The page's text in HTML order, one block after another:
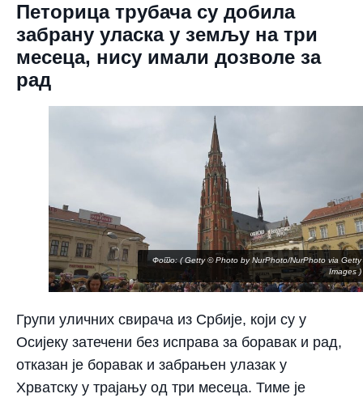
Петорица трубача су добила
забрану уласка у земљу на три
месеца, нису имали дозволе за
рад
Фото: ( Getty © Photo by NurPhoto/NurPhoto via Getty
Images )
Групи уличних свирача из Србије, који су у
Осијеку затечени без исправа за боравак и рад,
отказан је боравак и забрањен улазак у
Хрватску у трајању од три месеца. Тиме је